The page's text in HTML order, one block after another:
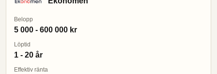
Belopp
5 000 - 600 000 kr
Löptid
1 - 20 år
Effektiv ränta